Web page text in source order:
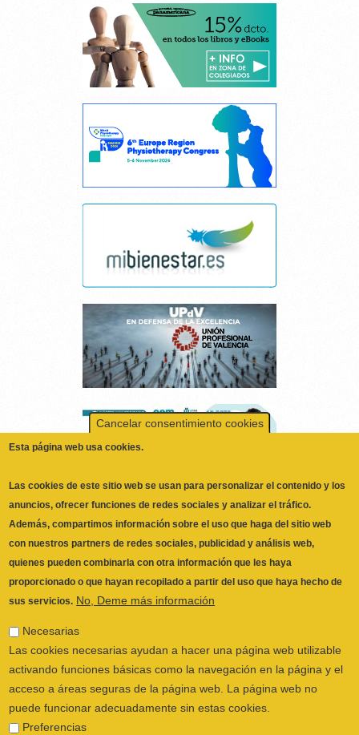
ILUSTRE COLEGIO OFICIAL DE
FISIOTERAPEUTAS DE LA COMUNIDAD
CALLE SAN VICENTE Nº 61,2º-2ª. CÓDIGO
POSTAL 46002 VALENCIA, ESPAÑA
POLÍTICA PRIVACIDAD|AVISO LEGAL|
POLÍTICA DE COOKIES|CANAL DEL
Cancelar consentimiento cookies
Esta página web usa cookies.
Las cookies de este sitio web se usan para personalizar el contenido y los
anuncios, ofrecer funciones de redes sociales y analizar el tráfico.
con nuestros partners de redes sociales, publicidad y análisis web,
quienes pueden combinarla con otra información que les haya
proporcionado o que hayan recopilado a partir del uso que haya hecho de
sus servicios. No, Deme más información
Necesarias
Las cookies necesarias ayudan a hacer una página web utilizable
activando funciones básicas como la navegación en la página y el
acceso a áreas seguras de la página web. La página web no
puede funcionar adecuadamente sin estas cookies.
Preferencias
Las cookies de preferencias permiten a la página web recordar
información que cambia la forma en que la página se comporta o
el aspecto que tiene, como su idioma preferido o la región en la